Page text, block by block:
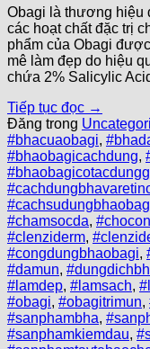
Obagi là thương hiệu
các hoạt chất đặc trị
phẩm của Obagi
mê làm đẹp do hiệu
chứa 2% Salicylic
Tiếp tục đọc →
Đăng trong
#bhacuaobagi,
#bhaobagicachdung,
#chamsocda,
#clenziderm,
#congdungbhaobagi,
#damun,
#lamdep, #lamsach,
#obagi, #obagitrimun,
#sanphambha,
#sanphamkiemdau,